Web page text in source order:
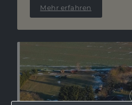
Mehr erfahren